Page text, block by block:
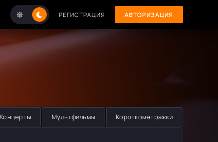
РЕГИСТРАЦИЯ АВТОРИЗАЦИЯ
Концерты Мультфильмы Короткометражки